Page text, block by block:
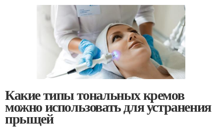
Какие типы тональных кремов
можно использовать для устранения
прыщей